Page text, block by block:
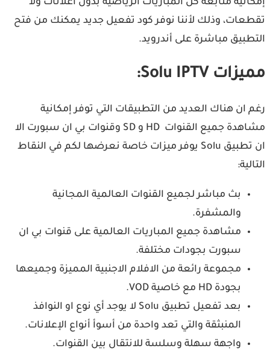
إمكانية متابعة كل المباريات الرياضية بدون اعلانات ولا
تقطعات، وذلك لأننا نوفر كود تفعيل جديد يمكنك من فتح
التطبيق مباشرة على أندرويد.
مميزات Solu IPTV:
رغم ان هناك العديد من التطبيقات التي توفر إمكانية
مشاهدة جميع القنوات HD و SD وقنوات بي ان سبورت الا
ان تطبيق Solu يوفر ميزات خاصة نعرضها لكم في النقاط
التالية:
بث مباشر لجميع القنوات العالمية المجانية
والمشفرة.
مشاهدة جميع المباريات العالمية على قنوات بي ان
سبورت بجودات مختلفة.
مجموعة رائعة من الافلام الاجنبية المميزة وجميعها
بجودة HD مع خاصية VOD.
بعد تفعيل تطبيق Solu لا يوجد أي نوع او النوافذ
المنبثقة والتي تعد واحدة من أسوأ أنواع الإعلانات.
واجهة سهلة وسلسة للانتقال بين القنوات.